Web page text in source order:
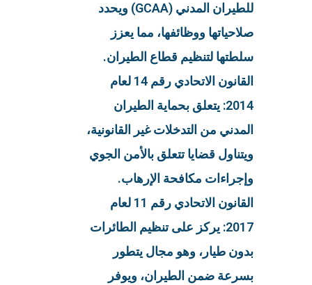
للطيران المدني (GCAA) ويحدد
صلاحياتها ووظائفها، مما يعزز
سلطتها لتنظيم قطاع الطيران.
القانون الاتحادي رقم 14 لعام
2014: يتعلق بحماية الطيران
المدني من التدخلات غير القانونية،
ويتناول قضايا تتعلق بالأمن الجوي
وإجراءات مكافحة الإرهاب.
القانون الاتحادي رقم 11 لعام
2017: يركز على تنظيم الطائرات
بدون طيار، وهو مجال يتطور
بسرعة ضمن الطيران، ويوفر